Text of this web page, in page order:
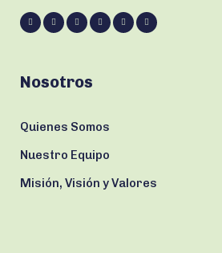
Nosotros
Quienes Somos
Nuestro Equipo
Misión, Visión y Valores